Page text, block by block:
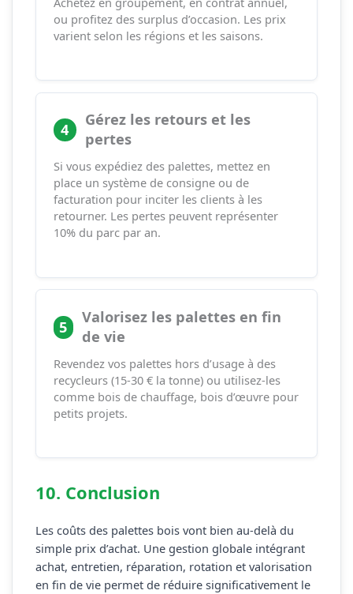
ou profitez des surplus d’occasion. Les prix
varient selon les régions et les saisons.
4
Gérez les retours et les
pertes
Si vous expédiez des palettes, mettez en
place un système de consigne ou de
facturation pour inciter les clients à les
retourner. Les pertes peuvent représenter
10% du parc par an.
5
Valorisez les palettes en fin
de vie
Revendez vos palettes hors d’usage à des
recycleurs (15-30 € la tonne) ou utilisez-les
comme bois de chauffage, bois d’œuvre pour
petits projets.
10. Conclusion
Les coûts des palettes bois vont bien au-delà du
simple prix d’achat. Une gestion globale intégrant
achat, entretien, réparation, rotation et valorisation
en fin de vie permet de réduire significativement le